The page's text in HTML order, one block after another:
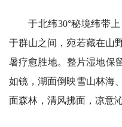
于北纬30°秘境纬带
于群山之间，宛若藏在山
暑疗愈胜地。整片湿地保
如镜，湖面倒映雪山林海
面森林，清风拂面，凉意沁